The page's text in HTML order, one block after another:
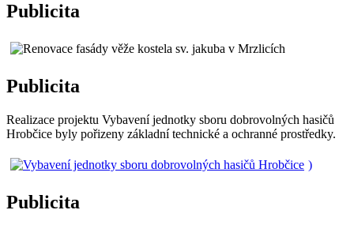
Publicita
Publicita
Realizace projektu Vybavení jednotky sboru dobrovolných hasičů
Hrobčice byly pořizeny základní technické a ochranné prostředky.
)
Publicita